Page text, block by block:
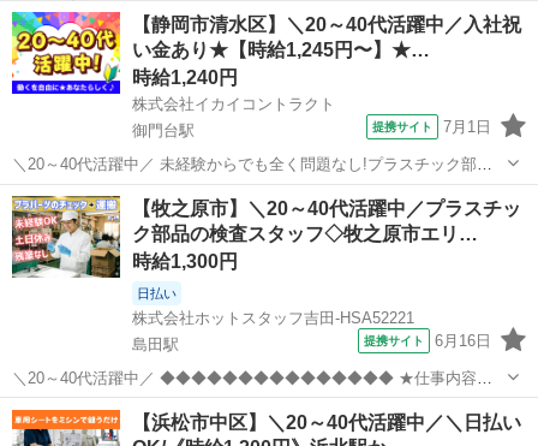
管理スタッフ常駐なので安心! 土日休みで予定も立てやすくプライベー
ト充実♪ 家族や友人との時間も合わせやすいのも人気のひとつです◎
お昼の13時...
静岡 静岡市 御門台駅 その他
【静岡市清水区】＼20～40代活躍中／入社祝
い金あり★【時給1,245円〜】★…
時給1,240円
株式会社イカイコントラクト
御門台駅
提携サイト 7月1日
＼20～40代活躍中／ 未経験からでも全く問題なし!プラスチック部品
の塗装補助・検査作業 静岡清水区の車のフォグランプを製造している
工場でのお仕事です。 フォグランプに使用するプラスチック部品の塗
装補助作業をお任せします...
静岡 静岡市 御門台駅
【牧之原市】＼20～40代活躍中／プラスチッ
ク部品の検査スタッフ◇牧之原市エリ…
時給1,300円
日払い
株式会社ホットスタッフ吉田-HSA52221
島田駅
提携サイト 6月16日
＼20～40代活躍中／ ◆◆◆◆◆◆◆◆◆◆◆◆◆◆◆ ★仕事内容★
◆◆◆◆◆◆◆◆◆◆◆◆◆◆◆ プラスチック部品を作っている会社
さんで 理科や研究などで使われているような プラスチックのお皿容器
静岡 牧之原市 島田駅 その他
【浜松市中区】＼20～40代活躍中／＼日払い